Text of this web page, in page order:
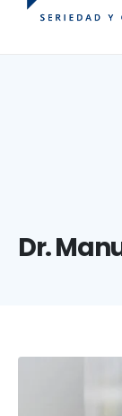
Dr.